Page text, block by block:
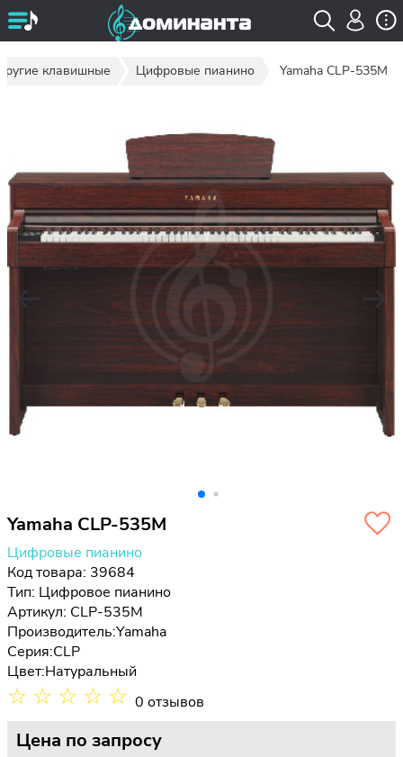
клавишные Цифровые пианино Yamaha CLP-535M
Yamaha CLP-535M
Цифровые пианино
Код товара: 39684
Тип: Цифровое пианино
Артикул: CLP-535M
Производитель:Yamaha
Серия:CLP
Цвет:Натуральный
☆ ☆ ☆ ☆ ☆ 0 отзывов
Цена по запросу